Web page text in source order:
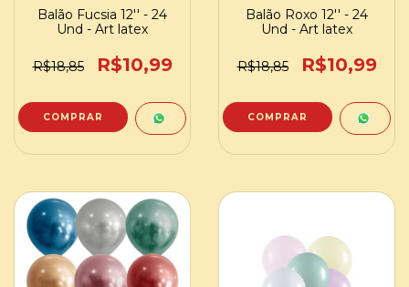
Balão Fucsia 12'' - 24
Und - Art latex
R$18,85 R$10,99
Balão Roxo 12'' - 24
Und - Art latex
R$18,85 R$10,99